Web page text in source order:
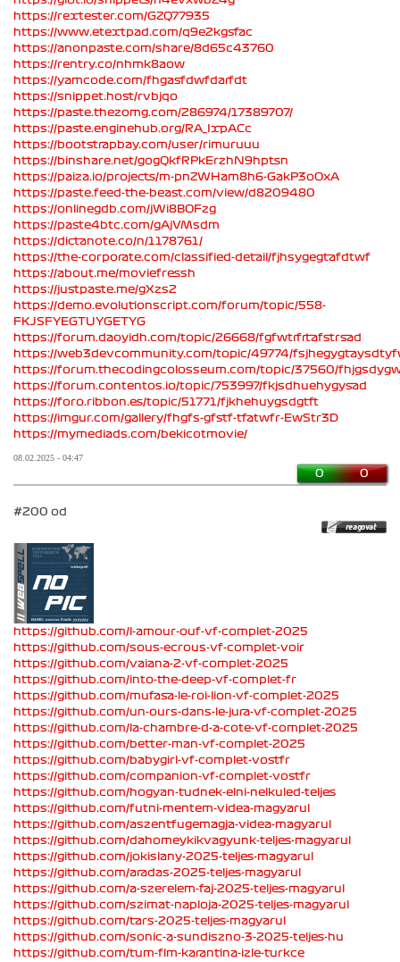
https://rextester.com/GZQ77935
https://www.etextpad.com/q9e2kgsfac
https://anonpaste.com/share/8d65c43760
https://rentry.co/nhmk8aow
https://yamcode.com/fhgasfdwfdarfdt
https://snippet.host/rvbjqo
https://paste.thezomg.com/286974/17389707/
https://paste.enginehub.org/RA_IxpACc
https://bootstrapbay.com/user/rimuruuu
https://binshare.net/gogQkfRPkErzhN9hptsn
https://paiza.io/projects/m-pnZWHam8h6-GakP3oOxA
https://paste.feed-the-beast.com/view/d8209480
https://onlinegdb.com/jWi8BOFzg
https://paste4btc.com/gAjVMsdm
https://dictanote.co/n/1178761/
https://the-corporate.com/classified-detail/fjhsygegtafdtwf
https://about.me/moviefressh
https://justpaste.me/gXzs2
https://demo.evolutionscript.com/forum/topic/558-
FKJSFYEGTUYGETYG
https://forum.daoyidh.com/topic/26668/fgfwtrfrtafstrsad
https://web3devcommunity.com/topic/49774/
https://forum.thecodingcolosseum.com/topic/37560/
https://forum.contentos.io/topic/753997/fkjsdhuehygysad
https://foro.ribbon.es/topic/51771/fjkhehuygsdgtft
https://imgur.com/gallery/fhgfs-gfstf-tfatwfr-EwStr3D
https://mymediads.com/bekicotmovie/
08.02.2025 - 04:47
0 0
#200 od
https://github.com/l-amour-ouf-vf-complet-2025
https://github.com/sous-ecrous-vf-complet-voir
https://github.com/vaiana-2-vf-complet-2025
https://github.com/into-the-deep-vf-complet-fr
https://github.com/mufasa-le-roi-lion-vf-complet-2025
https://github.com/un-ours-dans-le-jura-vf-complet-2025
https://github.com/la-chambre-d-a-cote-vf-complet-2025
https://github.com/better-man-vf-complet-2025
https://github.com/babygirl-vf-complet-vostfr
https://github.com/companion-vf-complet-vostfr
https://github.com/hogyan-tudnek-elni-nelkuled-teljes
https://github.com/futni-mentem-videa-magyarul
https://github.com/aszentfugemagja-videa-magyarul
https://github.com/dahomeykikvagyunk-teljes-magyarul
https://github.com/jokislany-2025-teljes-magyarul
https://github.com/aradas-2025-teljes-magyarul
https://github.com/a-szerelem-faj-2025-teljes-magyarul
https://github.com/szimat-naploja-2025-teljes-magyarul
https://github.com/tars-2025-teljes-magyarul
https://github.com/sonic-a-sundiszno-3-2025-teljes-hu
https://github.com/tum-flm-karantina-izle-turkce